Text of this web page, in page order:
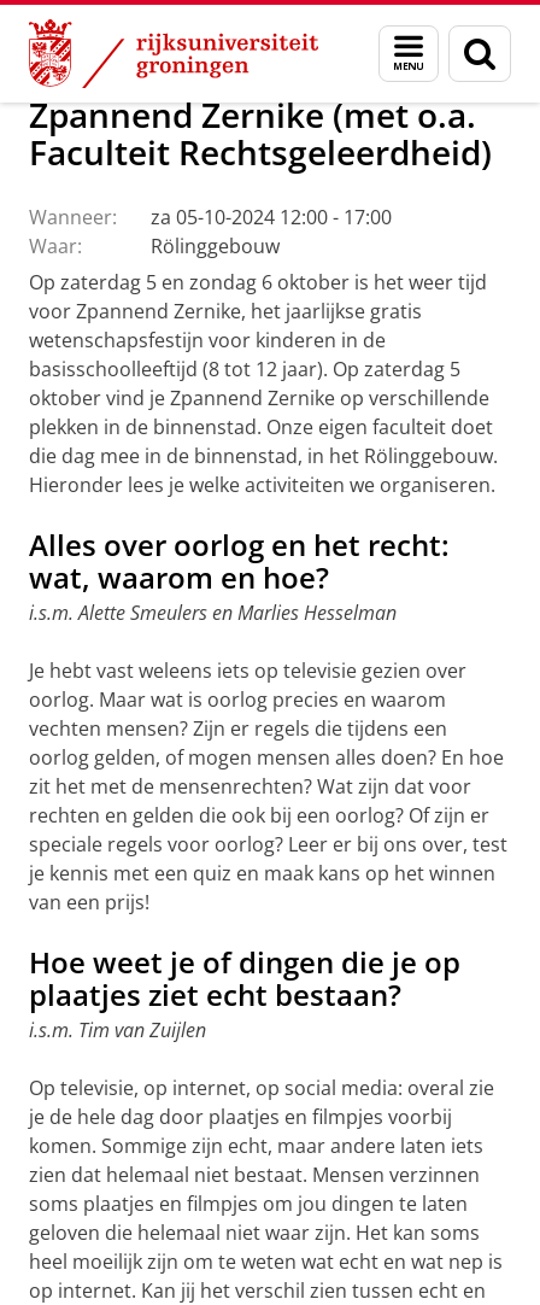
Skip
Content
Skip
Navigation
Menu
en
zoeken
Over ons Agenda
Zpannend Zernike (met o.a.
Faculteit Rechtsgeleerdheid)
Wanneer:
za 05-10-2024 12:00 - 17:00
Waar:
Rölinggebouw
Op zaterdag 5 en zondag 6 oktober is het weer tijd
voor Zpannend Zernike, het jaarlijkse gratis
wetenschapsfestijn voor kinderen in de
basisschoolleeftijd (8 tot 12 jaar). Op zaterdag 5
oktober vind je Zpannend Zernike op verschillende
plekken in de binnenstad. Onze eigen faculteit doet
die dag mee in de binnenstad, in het Rölinggebouw.
Hieronder lees je welke activiteiten we organiseren.
Alles over oorlog en het recht:
wat, waarom en hoe?
i.s.m. Alette Smeulers en Marlies Hesselman
Je hebt vast weleens iets op televisie gezien over
oorlog. Maar wat is oorlog precies en waarom
vechten mensen? Zijn er regels die tijdens een
oorlog gelden, of mogen mensen alles doen? En hoe
zit het met de mensenrechten? Wat zijn dat voor
rechten en gelden die ook bij een oorlog? Of zijn er
speciale regels voor oorlog? Leer er bij ons over, test
je kennis met een quiz en maak kans op het winnen
van een prijs!
Hoe weet je of dingen die je op
plaatjes ziet echt bestaan?
i.s.m. Tim van Zuijlen
Op televisie, op internet, op social media: overal zie
je de hele dag door plaatjes en filmpjes voorbij
komen. Sommige zijn echt, maar andere laten iets
zien dat helemaal niet bestaat. Mensen verzinnen
soms plaatjes en filmpjes om jou dingen te laten
geloven die helemaal niet waar zijn. Het kan soms
heel moeilijk zijn om te weten wat echt en wat nep is
op internet. Kan jij het verschil zien tussen echt en